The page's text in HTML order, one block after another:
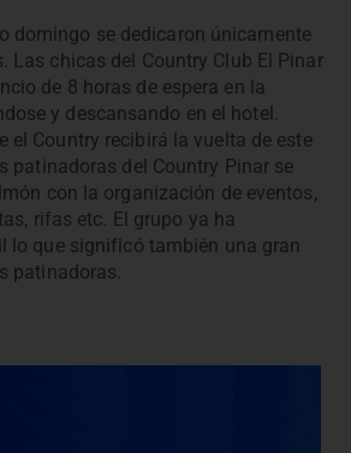
domingo se dedicaron únicamente
Las chicas del Country Club El Pinar
de 8 horas de espera en la
y descansando en el hotel.
el Country recibirá la vuelta de este
patinadoras del Country Pinar se
con la organización de eventos,
rifas etc. El grupo ya ha
lo que significó también una gran
patinadoras.